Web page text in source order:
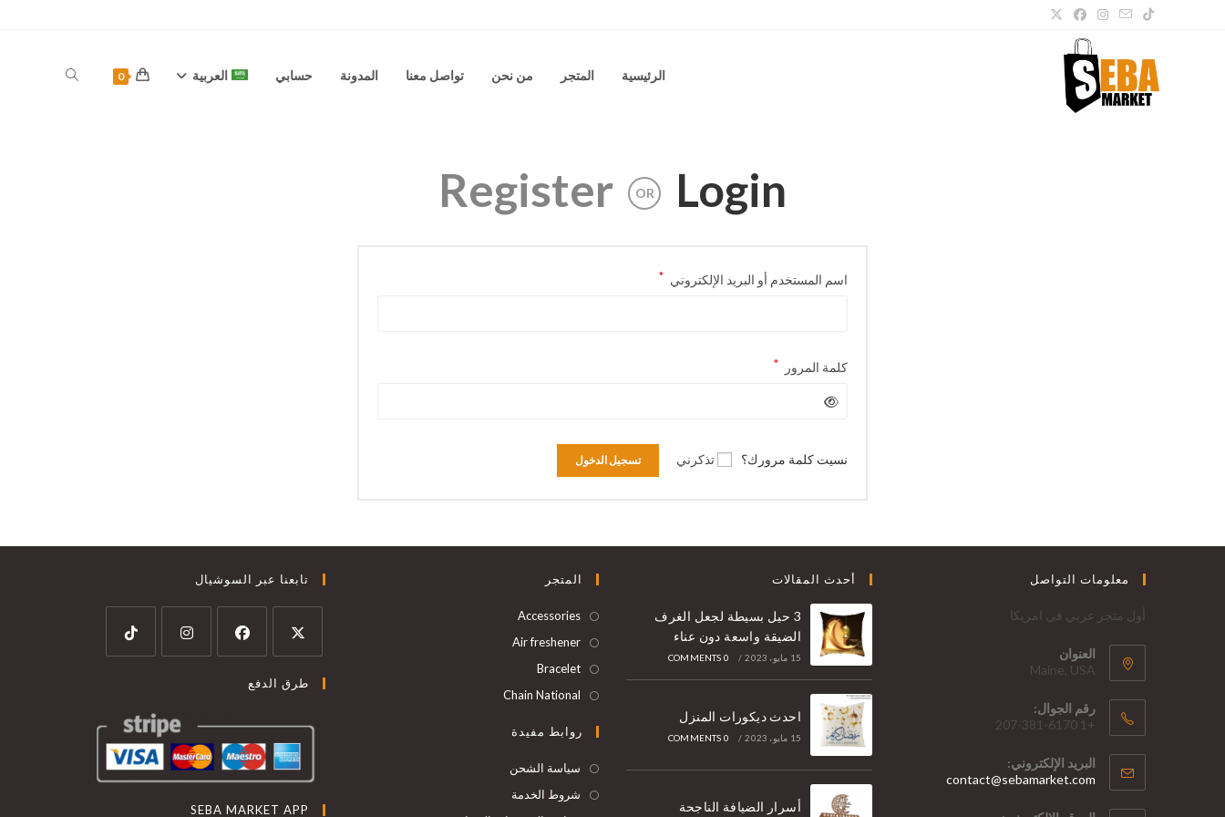
الرئيسية المتجر من نحن تواصل معنا المدونة حسابي العربية 0
Login
OR
Register
اسم المستخدم أو البريد الإلكتروني *
كلمة المرور *
تذكرني تسجيل الدخول نسيت كلمة مرورك؟
معلومات التواصل
أول متجر عربي في امريكا
العنوان
Maine, USA
رقم الجوال:
+1 207-381-6170
البريد الإلكتروني:
contact@sebamarket.com
أحدث المقالات
3 حيل بسيطة لجعل الغرف
الضيقة واسعة دون عناء
15 مايو، 2023 /
0 COMMENTS
احدث ديكورات المنزل
15 مايو، 2023 /
0 COMMENTS
أسرار الضيافة الناجحة
المتجر
Accessories
Air freshener
Bracelet
Chain National
روابط مفيدة
سياسة الشحن
شروط الخدمة
تابعنا عبر السوشيال
طرق الدفع
SEBA MARKET APP